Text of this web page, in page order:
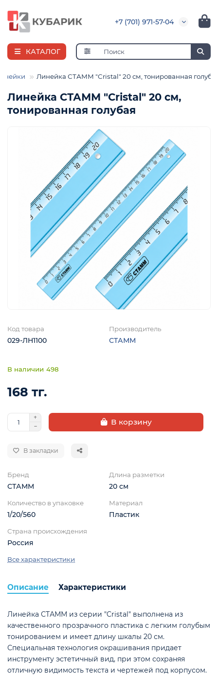
+7 (701) 971-57-04
КАТАЛОГ
Линейка СТАММ "Cristal" 20 см, тонированная
Линейка СТАММ "Cristal" 20 см,
тонированная голубая
Код товара
029-ЛН1100
Производитель
СТАММ
498
168 тг.
В корзину
В закладки
Бренд
СТАММ
Длина разметки
20 см
Количество в упаковке
1/20/560
Материал
Пластик
Страна происхождения
Россия
Все характеристики
Описание Характеристики
Линейка СТАММ из серии "Cristal" выполнена из
качественного прозрачного пластика с легким голубым
тонированием и имеет длину шкалы 20 см.
Специальная технология окрашивания придает
инструменту эстетичный вид, при этом сохраняя
отличную видимость текста и чертежей под корпусом.